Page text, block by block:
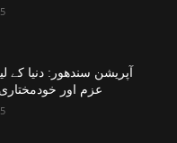
آپریشن سندھور: دنیا کے
عزم اور